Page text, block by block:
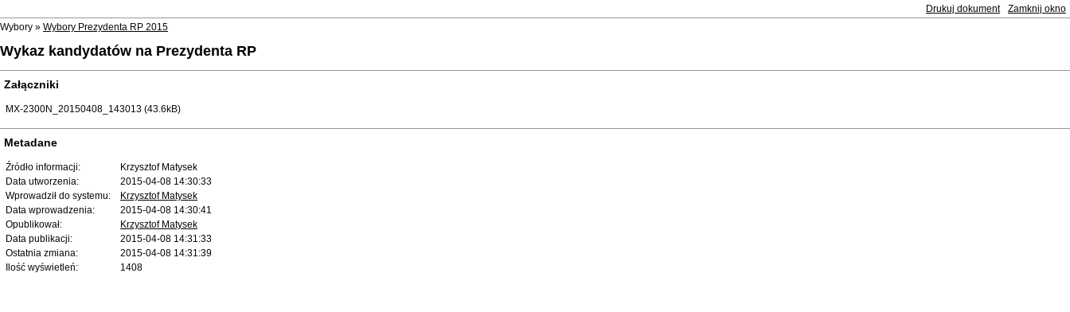
Zamknij okno
Drukuj dokument
Wybory » Wybory Prezydenta RP 2015
Wykaz kandydatów na Prezydenta RP
Załączniki
MX-2300N_20150408_143013 (43.6kB)
Metadane
Źródło informacji:
Krzysztof Matysek
Data utworzenia:
2015-04-08 14:30:33
Wprowadził do systemu:
Krzysztof Matysek
Data wprowadzenia:
2015-04-08 14:30:41
Opublikował:
Krzysztof Matysek
Data publikacji:
2015-04-08 14:31:33
Ostatnia zmiana:
2015-04-08 14:31:39
Ilość wyświetleń:
1408